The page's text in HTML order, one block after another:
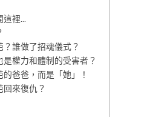
這裡…
誰做了招魂儀式？
權力和體制的受害者？
爸爸，而是「她」！
來復仇？